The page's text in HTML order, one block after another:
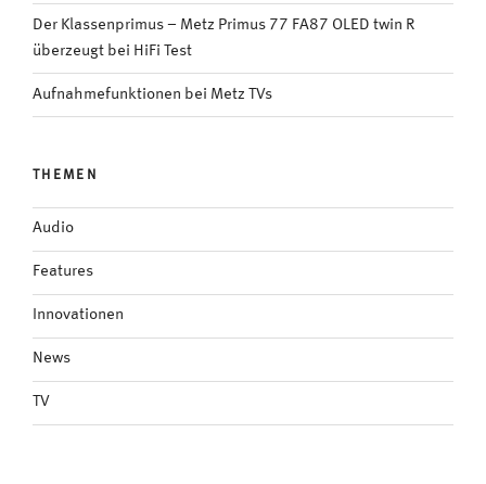
Der Klassenprimus – Metz Primus 77 FA87 OLED twin R
überzeugt bei HiFi Test
Aufnahmefunktionen bei Metz TVs
THEMEN
Audio
Features
Innovationen
News
TV